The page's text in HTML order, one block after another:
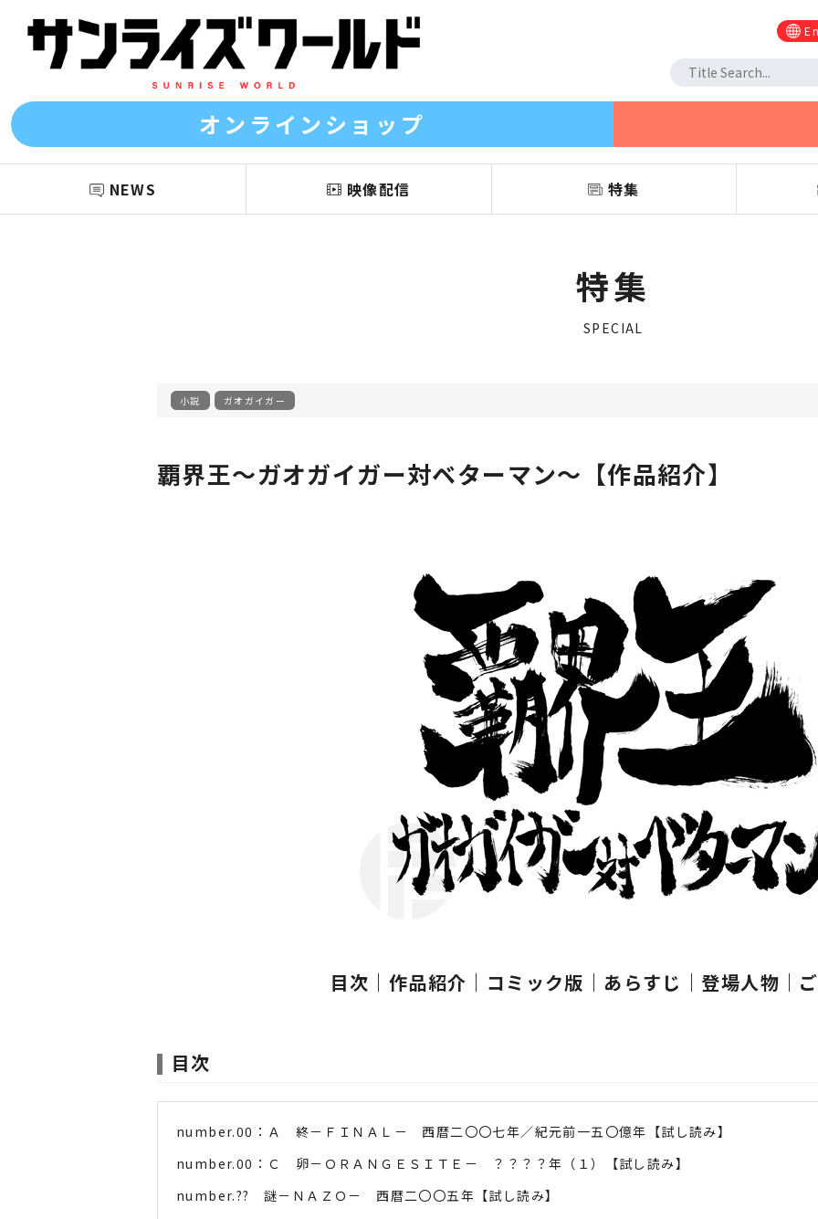
オンラインショップ
NEWS 映像配信 特集
特集
SPECIAL
小説 ガオガイガー
覇界王～ガオガイガー対ベターマン～【作品紹介】
目次 ｜ 作品紹介｜ コミック版 ｜ あらすじ ｜ 登場人物 ｜
目次
number.00：Ａ 終－ＦＩＮＡＬ－ 西暦二〇〇七年／紀元前一五〇億年【試し読み】
number.00：Ｃ 卵－ＯＲＡＮＧＥＳＩＴＥ－ ？？？？年（１）【試し読み】
number.?? 謎－ＮＡＺＯ－ 西暦二〇〇五年【試し読み】